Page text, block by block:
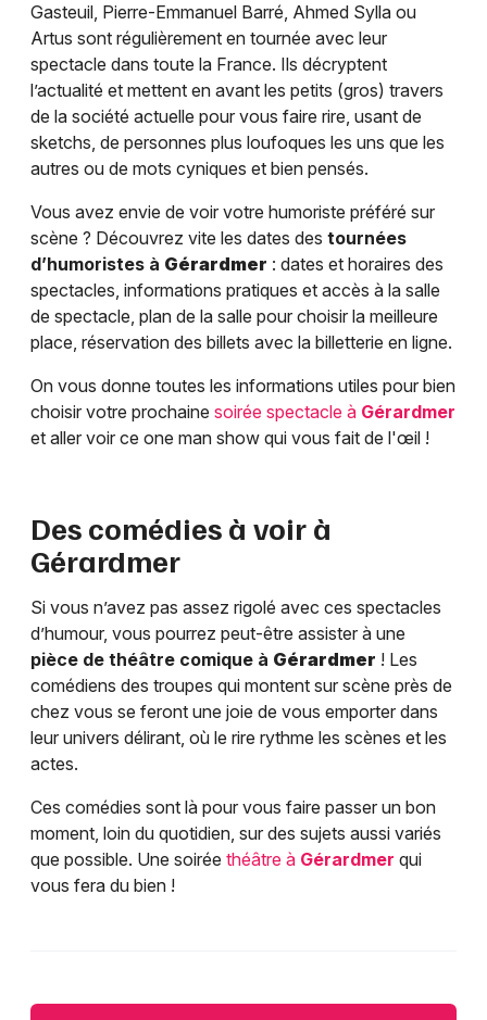
Gasteuil, Pierre-Emmanuel Barré, Ahmed Sylla ou
Artus sont régulièrement en tournée avec leur
spectacle dans toute la France. Ils décryptent
l’actualité et mettent en avant les petits (gros) travers
de la société actuelle pour vous faire rire, usant de
sketchs, de personnes plus loufoques les uns que les
autres ou de mots cyniques et bien pensés.
Vous avez envie de voir votre humoriste préféré sur
scène ? Découvrez vite les dates des tournées
d’humoristes à Gérardmer : dates et horaires des
spectacles, informations pratiques et accès à la salle
de spectacle, plan de la salle pour choisir la meilleure
place, réservation des billets avec la billetterie en ligne.
On vous donne toutes les informations utiles pour bien
choisir votre prochaine soirée spectacle à Gérardmer
et aller voir ce one man show qui vous fait de l'œil !
Des comédies à voir à
Gérardmer
Si vous n’avez pas assez rigolé avec ces spectacles
d’humour, vous pourrez peut-être assister à une
pièce de théâtre comique à Gérardmer ! Les
comédiens des troupes qui montent sur scène près de
chez vous se feront une joie de vous emporter dans
leur univers délirant, où le rire rythme les scènes et les
actes.
Ces comédies sont là pour vous faire passer un bon
moment, loin du quotidien, sur des sujets aussi variés
que possible. Une soirée théâtre à Gérardmer qui
vous fera du bien !